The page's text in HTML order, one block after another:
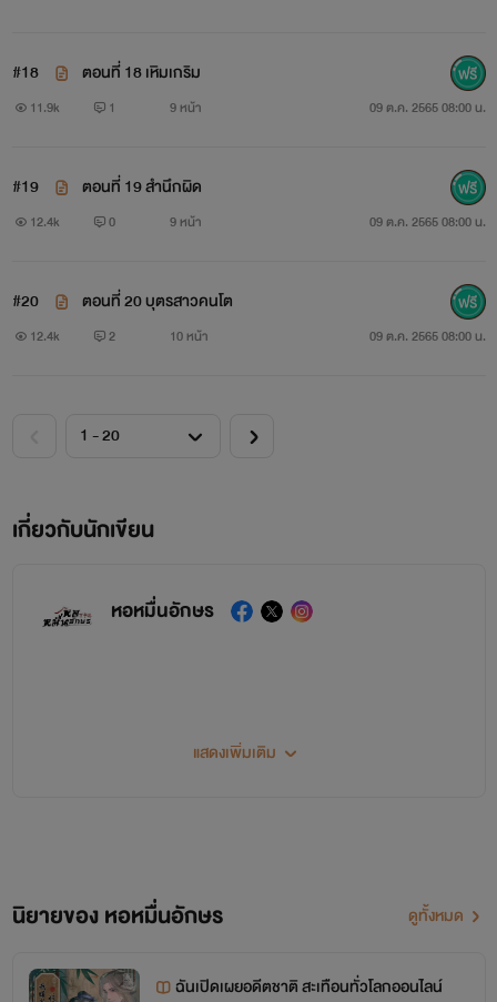
#18 ตอนที่ 18 เหิมเกริม
11.9k 1 9 หน้า 09 ต.ค. 2565 08:00 น.
#19 ตอนที่ 19 สำนึกผิด
12.4k 0 9 หน้า 09 ต.ค. 2565 08:00 น.
#20 ตอนที่ 20 บุตรสาวคนโต
12.4k 2 10 หน้า 09 ต.ค. 2565 08:00 น.
เกี่ยวกับนักเขียน
หอหมื่นอักษร
แสดงเพิ่มเติม
นิยายของ หอหมื่นอักษร ดูทั้งหมด
ฉันเปิดเผยอดีตชาติ สะเทือนทั่วโลกออนไลน์